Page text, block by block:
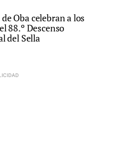
Oba celebran a los
88.º Descenso
del Sella